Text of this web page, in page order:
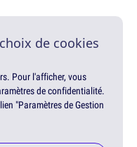
de cookies
Pour l'afficher, vous
de confidentialité.
"Paramètres de Gestion